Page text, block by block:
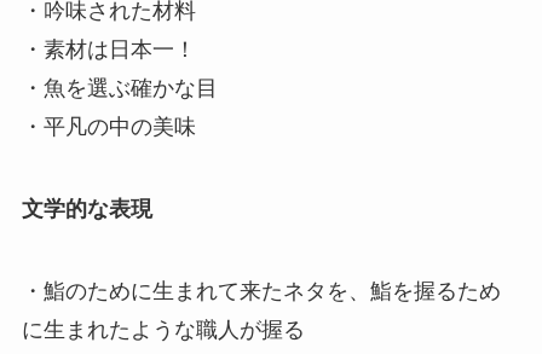
・吟味された材料
・素材は日本一！
・魚を選ぶ確かな目
・平凡の中の美味
文学的な表現
・鮨のために生まれて来たネタを、鮨を握るため
に生まれたような職人が握る